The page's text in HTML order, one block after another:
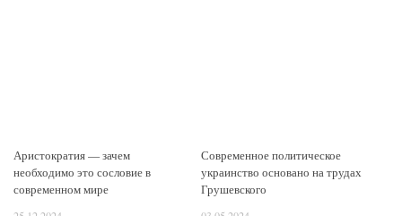
Аристократия — зачем
необходимо это сословие в
современном мире
Современное политическое
украинство основано на трудах
Грушевского